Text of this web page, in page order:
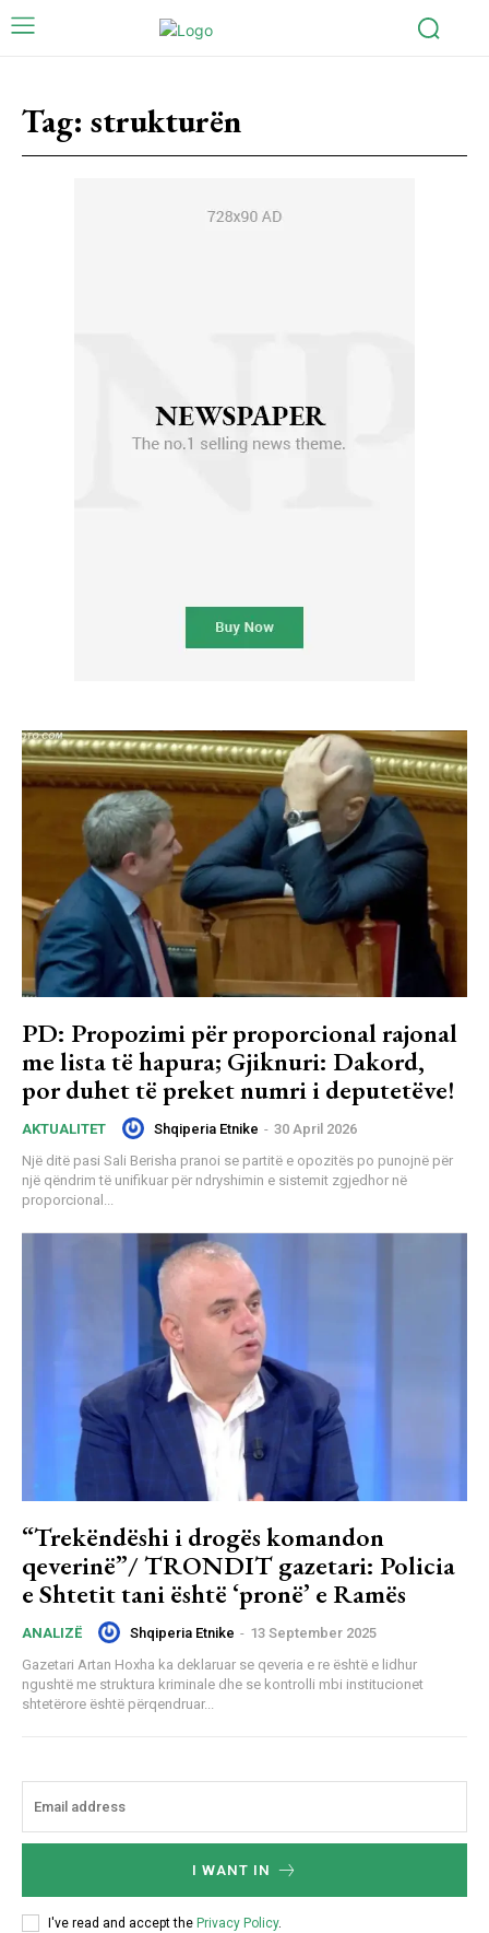
Tag: strukturën
PD: Propozimi për proporcional rajonal
me lista të hapura; Gjiknuri: Dakord,
por duhet të preket numri i deputetëve!
AKTUALITET Shqiperia Etnike - 30 April 2026
Një ditë pasi Sali Berisha pranoi se partitë e opozitës po punojnë për
një qëndrim të unifikuar për ndryshimin e sistemit zgjedhor në
proporcional...
“Trekëndëshi i drogës komandon
qeverinë”/ TRONDIT gazetari: Policia
e Shtetit tani është ‘pronë’ e Ramës
ANALIZË Shqiperia Etnike - 13 September 2025
Gazetari Artan Hoxha ka deklaruar se qeveria e re është e lidhur
ngushtë me struktura kriminale dhe se kontrolli mbi institucionet
shtetërore është përqendruar...
I WANT IN
I've read and accept the Privacy Policy.